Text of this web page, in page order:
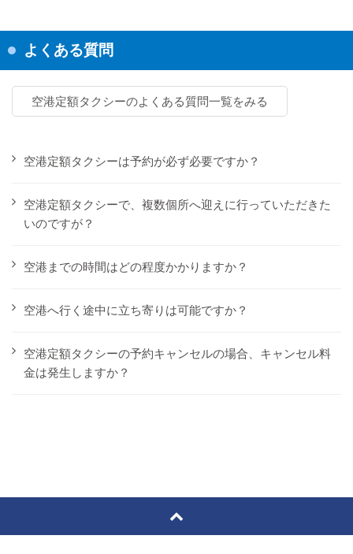
よくある質問
空港定額タクシーのよくある質問一覧をみる
空港定額タクシーは予約が必ず必要ですか？
空港定額タクシーで、複数個所へ迎えに行っていただきた
いのですが？
空港までの時間はどの程度かかりますか？
空港へ行く途中に立ち寄りは可能ですか？
空港定額タクシーの予約キャンセルの場合、キャンセル料
金は発生しますか？